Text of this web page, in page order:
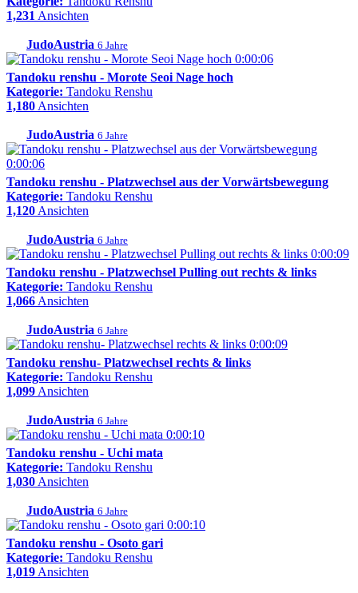
1,231Ansichten
JudoAustria 6 Jahre
0:00:06
Tandoku renshu - Morote Seoi Nage hoch
Kategorie: Tandoku Renshu
1,180Ansichten
JudoAustria 6 Jahre
0:00:06
Tandoku renshu - Platzwechsel aus der Vorwärtsbewegung
Kategorie: Tandoku Renshu
1,120Ansichten
JudoAustria 6 Jahre
0:00:09
Tandoku renshu - Platzwechsel Pulling out rechts & links
Kategorie: Tandoku Renshu
1,066Ansichten
JudoAustria 6 Jahre
0:00:09
Tandoku renshu- Platzwechsel rechts & links
Kategorie: Tandoku Renshu
1,099Ansichten
JudoAustria 6 Jahre
0:00:10
Tandoku renshu - Uchi mata
Kategorie: Tandoku Renshu
1,030Ansichten
JudoAustria 6 Jahre
0:00:10
Tandoku renshu - Osoto gari
Kategorie: Tandoku Renshu
1,019Ansichten